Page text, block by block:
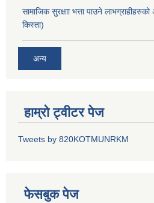
सामाजिक सुरक्षाा भत्ता पाउने
किस्ता)
अन्य
हाम्रो ट्वीटर पेज
Tweets by 820KOTMUNRKM
फेसबुक पेज